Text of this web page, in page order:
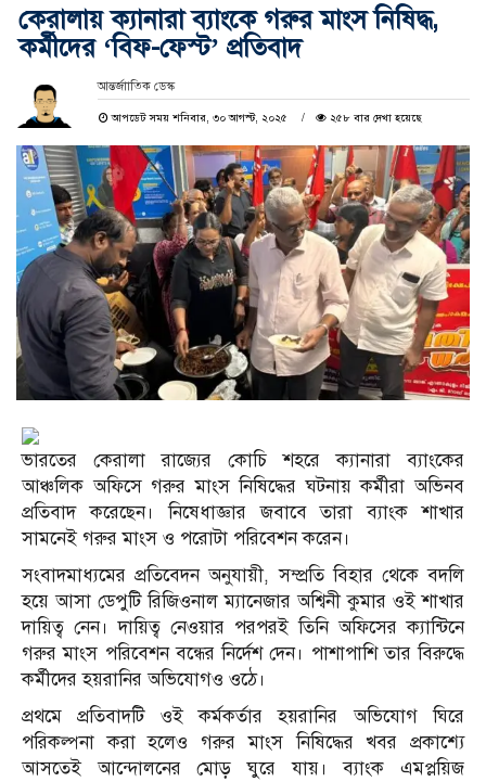
কেরালায় ক্যানারা ব্যাংকে গরুর মাংস নিষিদ্ধ,
কর্মীদের ‘বিফ-ফেস্ট’ প্রতিবাদ
আন্তর্জাাতিক ডেস্ক
আপডেট সময় শনিবার, ৩০ আগস্ট, ২০২৫ ২৫৮ বার দেখা হয়েছে
ভারতের কেরালা রাজ্যের কোচি শহরে ক্যানারা ব্যাংকের
আঞ্চলিক অফিসে গরুর মাংস নিষিদ্ধের ঘটনায় কর্মীরা অভিনব
প্রতিবাদ করেছেন। নিষেধাজ্ঞার জবাবে তারা ব্যাংক শাখার
সামনেই গরুর মাংস ও পরোটা পরিবেশন করেন।
সংবাদমাধ্যমের প্রতিবেদন অনুযায়ী, সম্প্রতি বিহার থেকে বদলি
হয়ে আসা ডেপুটি রিজিওনাল ম্যানেজার অশ্বিনী কুমার ওই শাখার
দায়িত্ব নেন। দায়িত্ব নেওয়ার পরপরই তিনি অফিসের ক্যান্টিনে
গরুর মাংস পরিবেশন বন্ধের নির্দেশ দেন। পাশাপাশি তার বিরুদ্ধে
কর্মীদের হয়রানির অভিযোগও ওঠে।
প্রথমে প্রতিবাদটি ওই কর্মকর্তার হয়রানির অভিযোগ ঘিরে
পরিকল্পনা করা হলেও গরুর মাংস নিষিদ্ধের খবর প্রকাশ্যে
আসতেই আন্দোলনের মোড় ঘুরে যায়। ব্যাংক এমপ্লয়িজ